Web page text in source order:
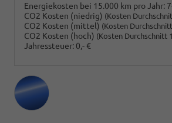
Energiekosten bei 15.000 km pro Jahr:
CO2 Kosten (niedrig) (Kosten
CO2 Kosten (mittel) (Kosten
CO2 Kosten (hoch) (Kosten Durchschnitt
Jahressteuer: 0,- €